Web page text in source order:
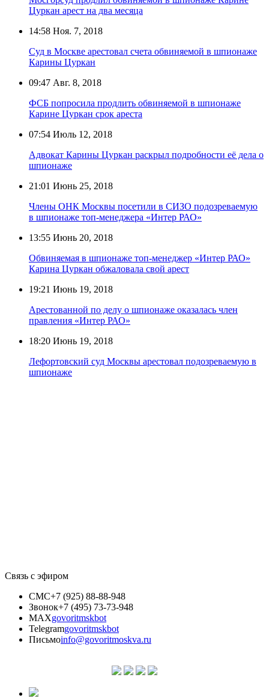
Цуркан арест на два месяца
14:58 Ноя. 7, 2018
Суд в Москве арестовал счета обвиняемой в шпионаже
Карины Цуркан
09:47 Авг. 8, 2018
ФСБ попросила продлить обвиняемой в шпионаже
Карине Цуркан срок ареста
07:54 Июль 12, 2018
Адвокат Карины Цуркан раскрыл подробности её дела о
шпионаже
21:01 Июнь 25, 2018
Члены ОНК Москвы посетили в СИЗО подозреваемую
в шпионаже топ-менеджера «Интер РАО»
13:55 Июнь 20, 2018
Обвиняемая в шпионаже топ-менеджер «Интер РАО»
Карина Цуркан обжаловала свой арест
19:21 Июнь 19, 2018
Арестованной по делу о шпионаже оказалась член
правления «Интер РАО»
18:20 Июнь 19, 2018
Лефортовский суд Москвы арестовал подозреваемую в
шпионаже
Связь с эфиром
СМС+7 (925) 88-88-948
Звонок+7 (495) 73-73-948
MAXgovoritmskbot
Telegramgovoritmskbot
Письмоinfo@govoritmoskva.ru